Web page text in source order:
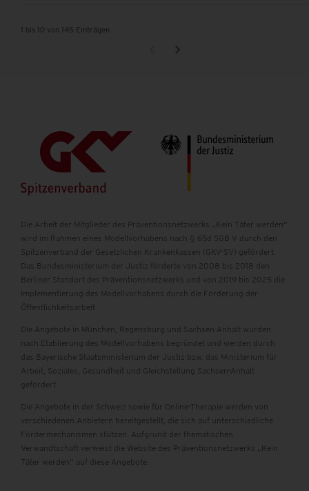
1 bis 10 von 145 Einträgen
Die Arbeit der Mitglieder des Präventionsnetzwerks „Kein Täter werden“
wird im Rahmen eines Modellvorhabens nach § 65d SGB V durch den
Spitzenverband der Gesetzlichen Krankenkassen (GKV-SV) gefördert.
Das Bundesministerium der Justiz förderte von 2008 bis 2018 den
Berliner Standort des Präventionsnetzwerks und von 2019 bis 2025 die
Implementierung des Modellvorhabens durch die Förderung der
Öffentlichkeitsarbeit.
Die Angebote in München, Regensburg und Sachsen-Anhalt wurden
nach Etablierung des Modellvorhabens begründet und werden durch
das Bayerische Staatsministerium der Justiz bzw. das Ministerium für
Arbeit, Soziales, Gesundheit und Gleichstellung Sachsen-Anhalt
gefördert.
Die Angebote in der Schweiz sowie für Online-Therapie werden von
verschiedenen Anbietern bereitgestellt, die sich auf unterschiedliche
Fördermechanismen stützen. Aufgrund der thematischen
Verwandtschaft verweist die Website des Präventionsnetzwerks „Kein
Täter werden“ auf diese Angebote.